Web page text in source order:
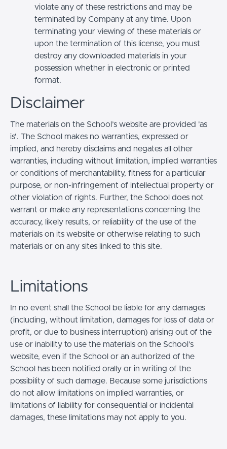
violate any of these restrictions and may be
terminated by Company at any time. Upon
terminating your viewing of these materials or
upon the termination of this license, you must
destroy any downloaded materials in your
possession whether in electronic or printed
format.
Disclaimer
The materials on the School’s website are provided 'as
is'. The School makes no warranties, expressed or
implied, and hereby disclaims and negates all other
warranties, including without limitation, implied warranties
or conditions of merchantability, fitness for a particular
purpose, or non-infringement of intellectual property or
other violation of rights. Further, the School does not
warrant or make any representations concerning the
accuracy, likely results, or reliability of the use of the
materials on its website or otherwise relating to such
materials or on any sites linked to this site.
Limitations
In no event shall the School be liable for any damages
(including, without limitation, damages for loss of data or
profit, or due to business interruption) arising out of the
use or inability to use the materials on the School’s
website, even if the School or an authorized of the
School has been notified orally or in writing of the
possibility of such damage. Because some jurisdictions
do not allow limitations on implied warranties, or
limitations of liability for consequential or incidental
damages, these limitations may not apply to you.